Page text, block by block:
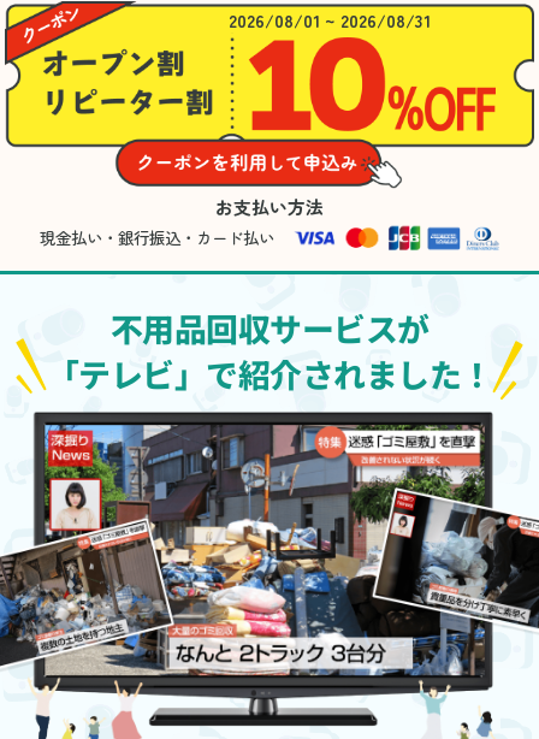
2026/08/01 ~ 2026/08/31
お支払い方法
現金払い・銀行振込・カード払い
不用品回収サービスが
「テレビ」で紹介されました！